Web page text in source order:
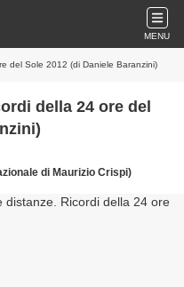
MENU
del Sole 2012 (di Daniele Baranzini)
della 24 ore del
di Maurizio Crispi)